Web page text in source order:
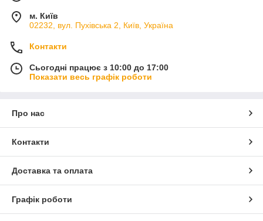
м. Київ
02232, вул. Пухівська 2, Київ, Україна
Контакти
Сьогодні працює з 10:00 до 17:00
Показати весь графік роботи
Про нас
Контакти
Доставка та оплата
Графік роботи